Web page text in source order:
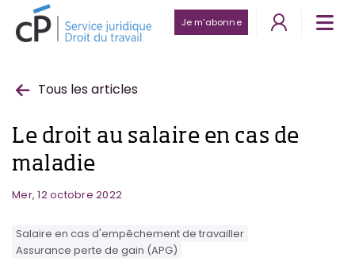
Je m’abonne
Tous les articles
Le droit au salaire en cas de
maladie
Mer, 12 octobre 2022
Salaire en cas d'empêchement de travailler
Assurance perte de gain (APG)